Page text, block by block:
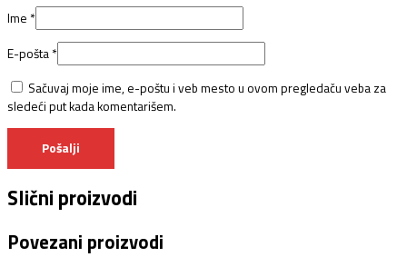
Ime *
E-pošta *
Sačuvaj moje ime, e-poštu i veb mesto u ovom pregledaču veba za
sledeći put kada komentarišem.
Slični proizvodi
Povezani proizvodi